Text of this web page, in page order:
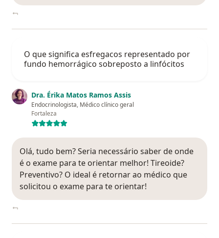
O que significa esfregacos representado por
fundo hemorrágico sobreposto a linfócitos
Dra. Érika Matos Ramos Assis
Endocrinologista, Médico clínico geral
Fortaleza
Olá, tudo bem? Seria necessário saber de onde
é o exame para te orientar melhor! Tireoide?
Preventivo? O ideal é retornar ao médico que
solicitou o exame para te orientar!